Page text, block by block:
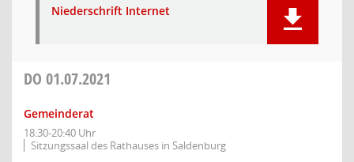
Niederschrift Internet
DO 01.07.2021
Gemeinderat
18:30-20:40 Uhr
Sitzungssaal des Rathauses in Saldenburg